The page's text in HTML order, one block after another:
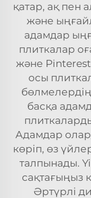
қатар, ақ пен
және
адамдар
плиткалар
және Pinterest
осы
басқа
Адамдар
көріп, өз
талпынады.
сақтағыңыз
Әртүрлі